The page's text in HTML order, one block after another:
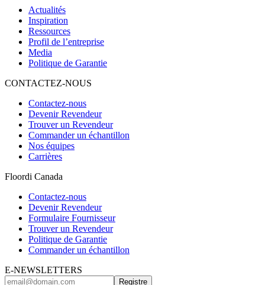
Actualités
Inspiration
Ressources
Profil de l’entreprise
Media
Politique de Garantie
CONTACTEZ-NOUS
Contactez-nous
Devenir Revendeur
Trouver un Revendeur
Commander un échantillon
Nos équipes
Carrières
Floordi Canada
Contactez-nous
Devenir Revendeur
Formulaire Fournisseur
Trouver un Revendeur
Politique de Garantie
Commander un échantillon
E-NEWSLETTERS
Registre